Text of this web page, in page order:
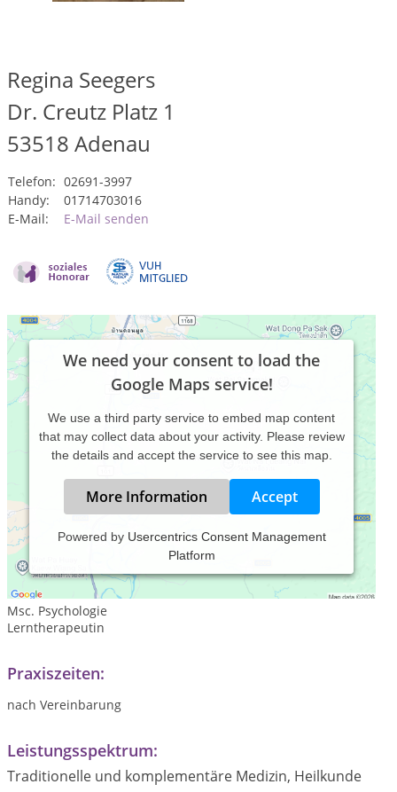
Regina Seegers
Dr. Creutz Platz 1
53518 Adenau
Telefon: 02691-3997
Handy:
01714703016
E-Mail:
E-Mail senden
We need your consent to load the
Google Maps service!
We use a third party service to embed map content
that may collect data about your activity. Please review
the details and accept the service to see this map.
More Information Accept
Powered by Usercentrics Consent Management
Platform
58 Jahre alt
seit über 20 Jahren Erfahrung in Jin Shin Jyutzu und anderen
Verfahren
Msc. Psychologie
Lerntherapeutin
Praxiszeiten:
nach Vereinbarung
Leistungsspektrum:
Traditionelle und komplementäre Medizin, Heilkunde